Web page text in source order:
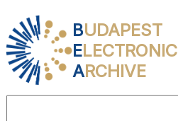
BUDAPEST
ELECTRONIC
ARCHIVE